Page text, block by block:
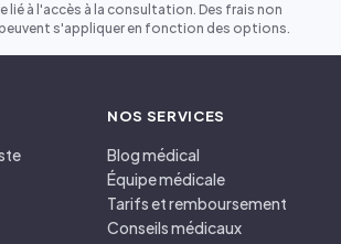
lié à l'accès à la consultation. Des frais non
s'appliquer en fonction des options.
NOS SERVICES
Blog médical
Équipe médicale
Tarifs et remboursement
Conseils médicaux